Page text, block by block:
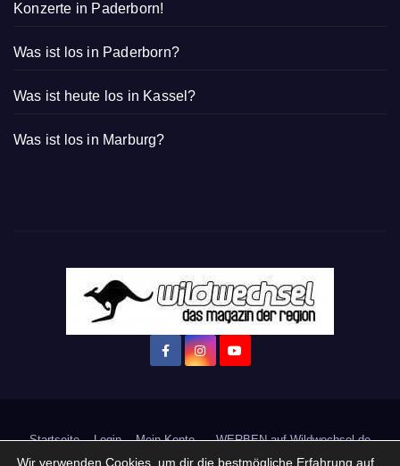
Konzerte in Paderborn!
Was ist los in Paderborn?
Was ist heute los in Kassel?
Was ist los in Marburg?
Startseite Login Mein Konto · WERBEN auf Wildwechsel.de
Wir verwenden Cookies, um dir die bestmögliche Erfahrung auf